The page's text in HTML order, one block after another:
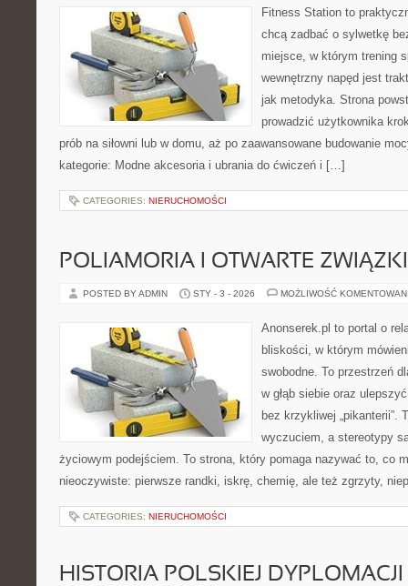
Fitness Station to
chcą zadbać o sylwetkę
miejsce, w którym trening
wewnętrzny napęd jest
jak metodyka. Strona
prowadzić użytkownika
prób na siłowni lub w domu, aż po zaawansowane budowanie
kategorie: Modne akcesoria i ubrania do ćwiczeń i […]
CATEGORIES: NIERUCHOMOŚCI
POLIAMORIA I OTWARTE ZWIĄZKI
POSTED BY ADMIN STY - 3 - 2026 MOŻLIWOŚĆ
Anonserek.pl to portal o
bliskości, w którym
swobodne. To przestrzeń
w głąb siebie oraz
bez krzykliwej
wyczuciem, a stereotypy
życiowym podejściem. To strona, który pomaga nazywać to, co
nieoczywiste: pierwsze randki, iskrę, chemię, ale też zgrzyty,
CATEGORIES: NIERUCHOMOŚCI
HISTORIA POLSKIEJ